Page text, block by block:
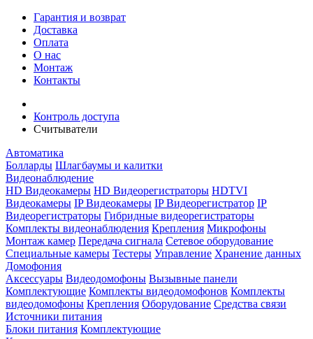
Гарантия и возврат
Доставка
Оплата
О нас
Монтаж
Контакты
Контроль доступа
Считыватели
Автоматика
Болларды Шлагбаумы и калитки
Видеонаблюдение
HD Видеокамеры HD Видеорегистраторы HDTVI
Видеокамеры IP Видеокамеры IP Видеорегистратор IP
Видеорегистраторы Гибридные видеорегистраторы
Комплекты видеонаблюдения Крепления Микрофоны
Монтаж камер Передача сигнала Сетевое оборудование
Специальные камеры Тестеры Управление Хранение данных
Домофония
Аксессуары Видеодомофоны Вызывные панели
Комплектующие Комплекты видеодомофонов Комплекты
видеодомофоны Крепления Оборудование Средства связи
Источники питания
Блоки питания Комплектующие